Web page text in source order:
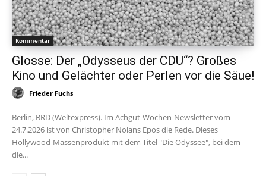
Kommentar
Glosse: Der „Odysseus der CDU“? Großes
Kino und Gelächter oder Perlen vor die Säue!
Frieder Fuchs
Berlin, BRD (Weltexpress). Im Achgut-Wochen-Newsletter vom
24.7.2026 ist von Christopher Nolans Epos die Rede. Dieses
Hollywood-Massenprodukt mit dem Titel "Die Odyssee", bei dem
die...